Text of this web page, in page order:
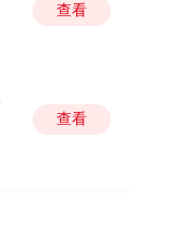
查看
查看